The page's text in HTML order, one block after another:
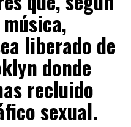
liberado de
donde
recluido
sexual.